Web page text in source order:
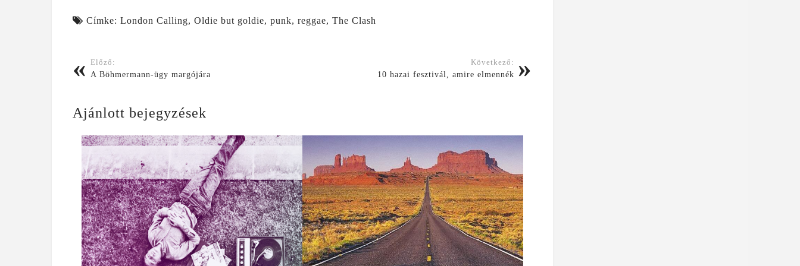
Címke: London Calling, Oldie but goldie, punk, reggae, The Clash
Előző:
A Böhmermann-ügy margójára
Következő:
10 hazai fesztivál, amire elmennék
Ajánlott bejegyzések